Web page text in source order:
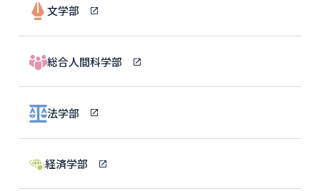
文学部
総合人間科学部
法学部
経済学部